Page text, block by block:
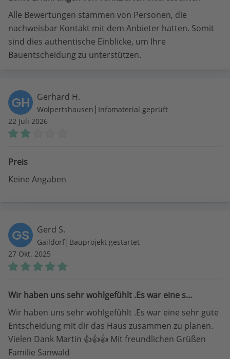
Alle Bewertungen stammen von Personen, die
nachweisbar Kontakt mit dem Anbieter hatten. Somit
sind dies authentische Einblicke, um Ihre
Bauentscheidung zu unterstützen.
GH Gerhard H.
Wolpertshausen | Infomaterial geprüft
22 Juli 2026
Preis
Keine Angaben
GS Gerd S.
Gaildorf | Bauprojekt gestartet
27 Okt. 2025
Wir haben uns sehr wohlgefühlt .Es war eine s...
Wir haben uns sehr wohlgefühlt .Es war eine sehr gute
Entscheidung mit dir das Haus zusammen zu planen.
Vielen Dank Martin 👍👍👍 Mit freundlichen Grüßen
Familie Sanwald